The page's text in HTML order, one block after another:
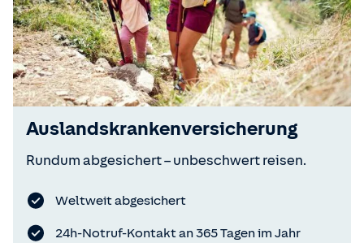
Auslandskrankenversicherung
Rundum abgesichert – unbeschwert reisen.
Weltweit abgesichert
24h-Notruf-Kontakt an 365 Tagen im Jahr